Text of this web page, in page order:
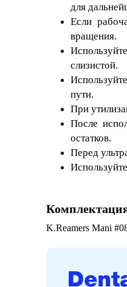
для
Если
вращения.
слизистой.
пути.
При
После
остатков.
Перед
K.Reamers Mani